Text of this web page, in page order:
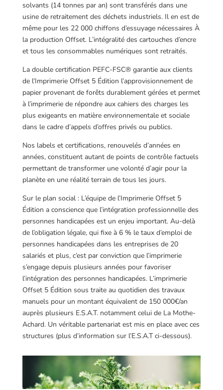
solvants (14 tonnes par an) sont transférés dans une
usine de retraitement des déchets industriels. Il en est de
même pour les 22 000 chiffons d’essuyage nécessaires À
la production Offset. L’intégralité des cartouches d’encre
et tous les consommables numériques sont retraités.
La double certification PEFC-FSC® garantie aux clients
de l’Imprimerie Offset 5 Édition l’approvisionnement de
papier provenant de forêts durablement gérées et permet
à l’imprimerie de répondre aux cahiers des charges les
plus exigeants en matière environnementale et sociale
dans le cadre d’appels d’offres privés ou publics.
Nos labels et certifications, renouvelés d’années en
années, constituent autant de points de contrôle factuels
permettant de transformer une volonté d’agir pour la
planète en une réalité terrain de tous les jours.
Sur le plan social : L’équipe de l’Imprimerie Offset 5
Édition a conscience que l’intégration professionnelle des
personnes handicapées est un enjeu important. Au-delà
de l’obligation légale, qui fixe à 6 % le taux d’emploi de
personnes handicapées dans les entreprises de 20
salariés et plus, c’est par conviction que l’imprimerie
s’engage depuis plusieurs années pour favoriser
l’intégration des personnes handicapées. L’imprimerie
Offset 5 Édition sous traite au quotidien des travaux
manuels pour un montant équivalent de 150 000€/an
auprès plusieurs E.S.A.T. notamment celui de La Mothe-
Achard. Un véritable partenariat est mis en place avec ces
structures (plus d’information sur l’E.S.A.T ci-dessous).